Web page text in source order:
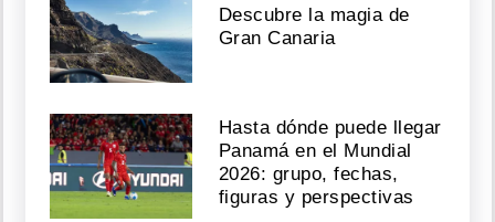
Descubre la magia de
Gran Canaria
Hasta dónde puede llegar
Panamá en el Mundial
2026: grupo, fechas,
figuras y perspectivas